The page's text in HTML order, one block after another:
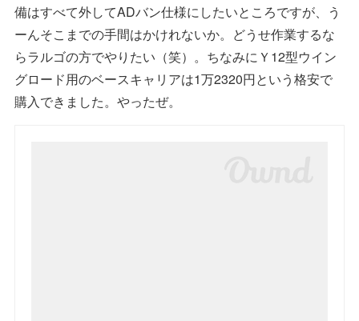
備はすべて外してADバン仕様にしたいところですが、う
ーんそこまでの手間はかけれないか。どうせ作業するな
らラルゴの方でやりたい（笑）。ちなみにＹ12型ウイン
グロード用のベースキャリアは1万2320円という格安で
購入できました。やったぜ。